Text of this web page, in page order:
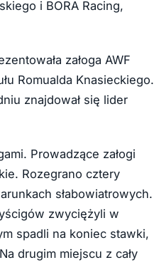
i BORA Racing,
załoga AWF
Romualda Knasieckiego.
znajdował się lider
Prowadzące załogi
Rozegrano cztery
słabowiatrowych.
zwyciężyli w
spadli na koniec stawki,
drugim miejscu z cały